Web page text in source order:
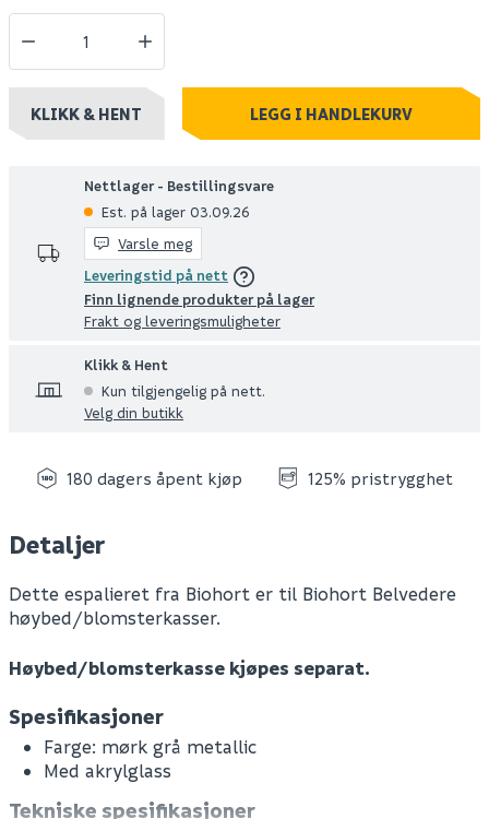
KLIKK & HENT LEGG I HANDLEKURV
Nettlager - Bestillingsvare
Est. på lager 03.09.26
Varsle meg
Leveringstid på nett
Finn lignende produkter på lager
Frakt og leveringsmuligheter
Klikk & Hent
Kun tilgjengelig på nett.
Velg din butikk
180 dagers åpent kjøp 125% pristrygghet
Detaljer
Dette espalieret fra Biohort er til Biohort Belvedere
høybed/blomsterkasser.
Høybed/blomsterkasse kjøpes separat.
Spesifikasjoner
Farge: mørk grå metallic
Med akrylglass
Tekniske spesifikasjoner